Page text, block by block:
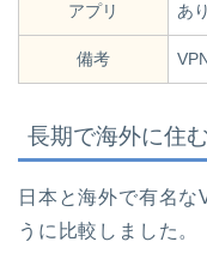
アプリ あり
備考
長期で海外に住
日本と海外で有名
うに比較しました。